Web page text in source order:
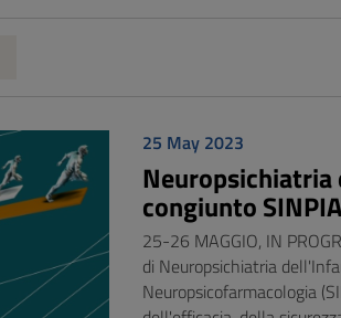
25 May 2023
Neuropsichiatria
congiunto
25-26 MAGGIO, IN
di Neuropsichiatria
Neuropsicofarmacologia